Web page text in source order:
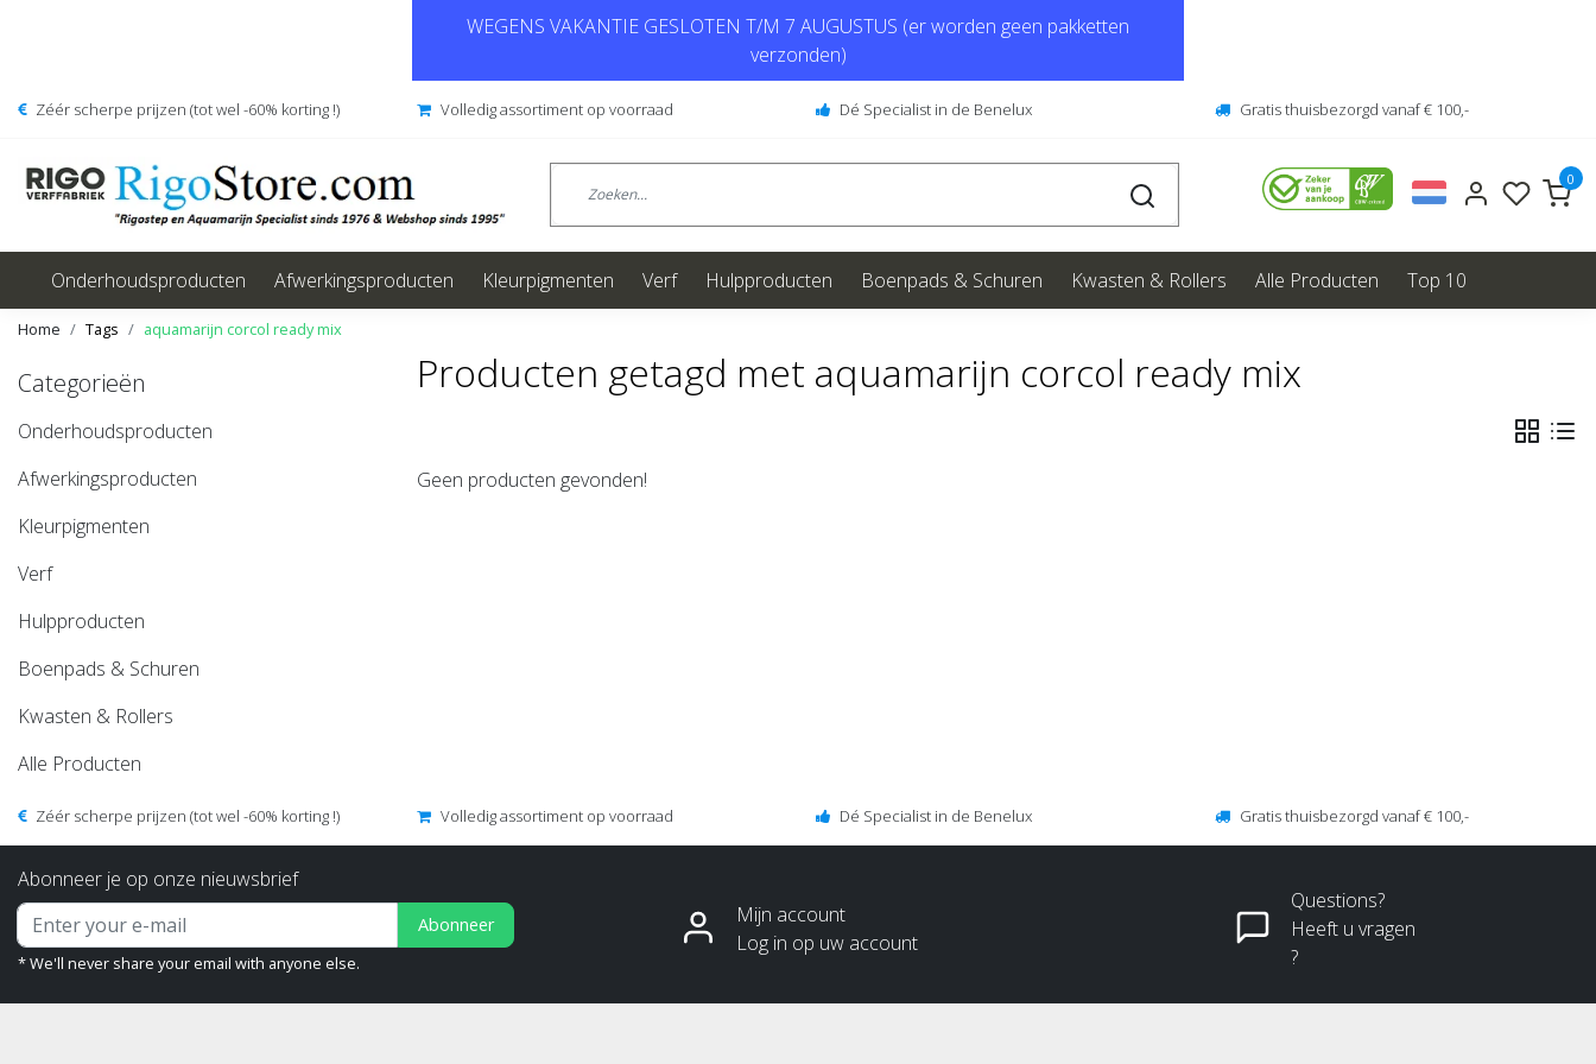
WEGENS VAKANTIE GESLOTEN T/M 7 AUGUSTUS (er worden geen pakketten
verzonden)
Zéér scherpe prijzen (tot wel -60% korting !) Volledig assortiment op voorraad Dé Specialist in de Benelux Gratis thuisbezorgd vanaf € 100,-
0
Onderhoudsproducten Afwerkingsproducten Kleurpigmenten Verf Hulpproducten Boenpads & Schuren Kwasten & Rollers Alle Producten Top 10
Home Tags aquamarijn corcol ready mix
Categorieën
Onderhoudsproducten
Afwerkingsproducten
Kleurpigmenten
Verf
Hulpproducten
Boenpads & Schuren
Kwasten & Rollers
Alle Producten
Producten getagd met aquamarijn corcol ready mix
Geen producten gevonden!
Zéér scherpe prijzen (tot wel -60% korting !) Volledig assortiment op voorraad Dé Specialist in de Benelux Gratis thuisbezorgd vanaf € 100,-
Abonneer je op onze nieuwsbrief
Abonneer
* We'll never share your email with anyone else.
Mijn account
Log in op uw account
Questions?
Heeft u vragen
?